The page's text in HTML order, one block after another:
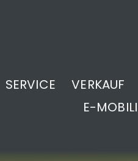
SERVICE VERKAUF
E-